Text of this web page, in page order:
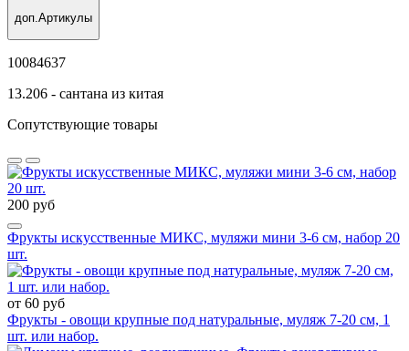
доп.Артикулы
10084637
13.206 - сантана из китая
Сопутствующие товары
200 руб
Фрукты искусственные МИКС, муляжи мини 3-6 см, набор 20
шт.
от 60 руб
Фрукты - овощи крупные под натуральные, муляж 7-20 см, 1
шт. или набор.